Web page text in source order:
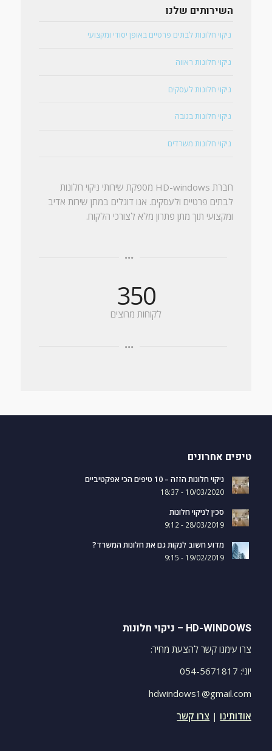
השירותים שלנו
ניקוי חלונות לבתים פרטיים באופן יסודי ומקצועי
ניקוי חלונות ראווה
ניקוי חלונות לעסקים
ניקוי חלונות בגובה
ניקוי חלונות משרדים
חברת HD-windows מספקת שירותי ניקוי חלונות
לבתים פרטיים ולעסקים. אנו דוגלים במתן שירות אדיב
ומקצועי תוך מתן פתרון מלא לצורכי הלקוח.
350
לקוחות מרוצים
טיפים אחרונים
ניקוי חלונות הזזה – 10 טיפים הכי אפקטיביים
10/03/2020 - 18:37
סכין לניקוי חלונות
28/03/2019 - 9:12
מדוע חשוב לנקות גם את חלונות המשרד?
19/02/2019 - 9:15
HD-WINDOWS – ניקוי חלונות
צרו עימנו קשר להצעת מחיר:
יוני: 054-5671817
hdwindows1@gmail.com
אודותינו | צרו קשר